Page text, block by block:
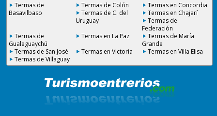
Termas de
Basavilbaso
Termas de Colón
Termas en Concordia
Termas de C. del
Uruguay
Termas en Chajarí
Termas de
Federación
Termas de
Gualeguaychú
Termas en La Paz
Termas de María
Grande
Termas de San José
Termas en Victoria
Termas en Villa Elisa
Termas de Villaguay